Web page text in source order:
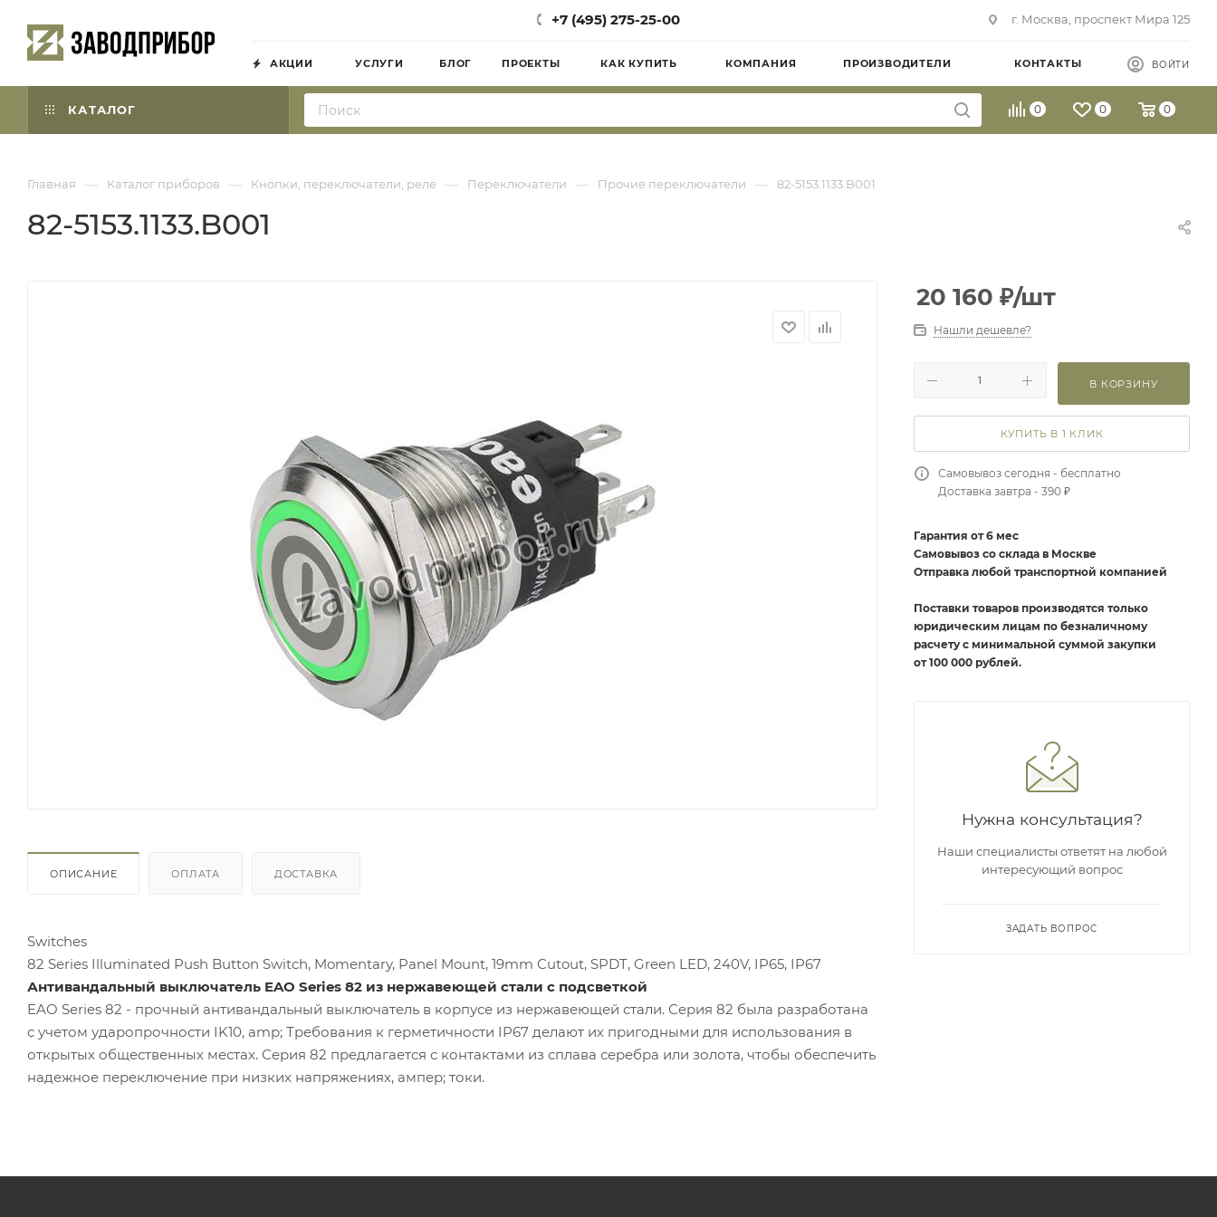
+7 (495) 275-25-00 г. Москва, проспект Мира 125
АКЦИИ УСЛУГИ БЛОГ ПРОЕКТЫ КАК КУПИТЬ КОМПАНИЯ ПРОИЗВОДИТЕЛИ КОНТАКТЫ ВОЙТИ
КАТАЛОГ 0 0 0
Главная — Каталог приборов — Кнопки, переключатели, реле — Переключатели — Прочие переключатели — 82-5153.1133.B001
82-5153.1133.B001
ОПИСАНИЕ ОПЛАТА ДОСТАВКА
Switches
82 Series Illuminated Push Button Switch, Momentary, Panel Mount, 19mm Cutout, SPDT, Green LED, 240V, IP65, IP67
Антивандальный выключатель EAO Series 82 из нержавеющей стали с подсветкой
EAO Series 82 - прочный антивандальный выключатель в корпусе из нержавеющей стали. Серия 82 была разработана
с учетом ударопрочности IK10, amp; Требования к герметичности IP67 делают их пригодными для использования в
открытых общественных местах. Серия 82 предлагается с контактами из сплава серебра или золота, чтобы обеспечить
надежное переключение при низких напряжениях, ампер; токи.
20 160 ₽/шт
Нашли дешевле?
В КОРЗИНУ
КУПИТЬ В 1 КЛИК
Самовывоз сегодня - бесплатно
Доставка завтра - 390 ₽
Гарантия от 6 мес
Самовывоз со склада в Москве
Отправка любой транспортной компанией
Поставки товаров производятся только
юридическим лицам по безналичному
расчету с минимальной суммой закупки
от 100 000 рублей.
Нужна консультация?
Наши специалисты ответят на любой
интересующий вопрос
ЗАДАТЬ ВОПРОС